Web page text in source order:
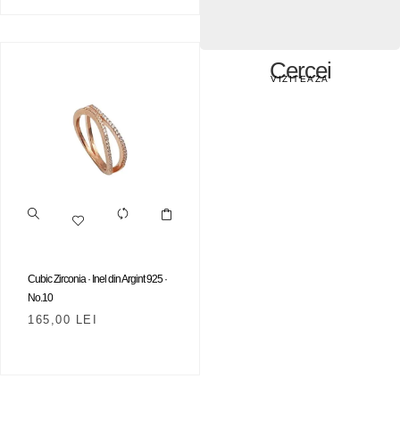
Cubic Zirconia · Inel din Argint 925 ·
No.10
165,00 LEI
Cercei
VIZITEAZA